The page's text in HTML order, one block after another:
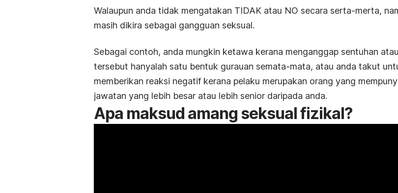
Walaupun anda tidak mengatakan TIDAK atau NO secara serta-merta,
masih dikira sebagai gangguan seksual.
Sebagai contoh, anda mungkin ketawa kerana menganggap sentuhan
tersebut hanyalah satu bentuk gurauan semata-mata, atau anda takut
memberikan reaksi negatif kerana pelaku merupakan orang yang
jawatan yang lebih besar atau lebih senior daripada anda.
Apa maksud amang seksual fizikal?